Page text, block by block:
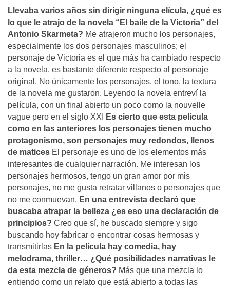
Llevaba varios años sin dirigir ninguna elícula, ¿qué es
lo que le atrajo de la novela “El baile de la Victoria” del
Antonio Skarmeta? Me atrajeron mucho los personajes,
especialmente los dos personajes masculinos; el
personaje de Victoria es el que más ha cambiado respecto
a la novela, es bastante diferente respecto al personaje
original. No únicamente los personajes, el tono, la textura
de la novela me gustaron. Leyendo la novela entreví la
película, con un final abierto un poco como la nouvelle
vague pero en el siglo XXI
Es cierto que esta película
como en las anteriores los personajes tienen mucho
protagonismo, son personajes muy redondos, llenos
de matices El personaje es uno de los elementos más
interesantes de cualquier narración. Me interesan los
personajes hermosos, tengo un gran amor por mis
personajes, no me gusta retratar villanos o personajes que
no me conmuevan. En una entrevista declaró que
buscaba atrapar la belleza ¿es eso una declaración de
principios? Creo que sí, he buscado siempre y sigo
buscando hoy fabricar o encontrar cosas hermosas y
transmitirlas En la película hay comedia, hay
melodrama, thriller… ¿Qué posibilidades narrativas le
da esta mezcla de géneros? Más que una mezcla lo
entiendo como un relato que está abierto a todas las